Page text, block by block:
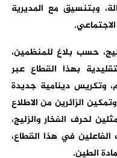
وبتنسيق مع المديرية
حسب بلاغ للمنظمين،
بهذا القطاع عبر
وتكريس دينامية جديدة
الزائرين من الاطلاع
لحرف الفخار والزليج،
في هذا القطاع،
الطين.